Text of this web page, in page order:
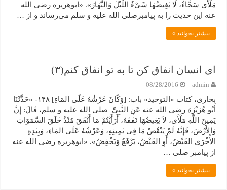
مَلْأَى سَحَّاءُ، لَا یَغِیضُهَا شَیْءٌ اللَّیْلَ وَالنَّهَارَ». «ابوهریره رضی الله
عنه این حدیث را به پیامبرصلی الله علیه و سلم می‌رساند و از …
بیشتر بخوانید »
ای انسان انفاق کن تا به تو انفاق کنم(۳)
admin
08/28/2016
بخاری، کتاب «التوحید» باب: [وَکَانَ عَرْشُهُ عَلَى المَاءِ] ۱۴۸- «حَدَّثَنَا
أَبُو هُرَیْرَهَ رضی الله عنه عَنِ النَّبِیِّ صلی الله علیه و سلم، قَالَ: إِنَّ
یَمِینَ اللَّهِ مَلْأَى، لاَ یَغِیضُهَا نَفَقَهٌ، أَرَأَیْتُمْ مَا أَنْفَقَ مُنْذُ خَلَقَ السَّمَوَاتِ
وَالأَرْضَ، فَإِنَّهُ لَمْ یَنْقُصْ مَا فِی یَمِینِهِ، وَعَرْشُهُ عَلَى المَاءِ، وَبِیَدِهِ
الأُخْرَى الفَیْضُ، أَوِ القَبْضُ، یَرْفَعُ وَیَخْفِضُ». «ابوهریره رضی الله عنه
از پیامبر صلی …
بیشتر بخوانید »